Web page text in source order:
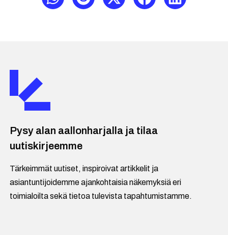
Pysy alan aallonharjalla ja tilaa
uutiskirjeemme
Tärkeimmät uutiset, inspiroivat artikkelit ja
asiantuntijoidemme ajankohtaisia näkemyksiä eri
toimialoilta sekä tietoa tulevista tapahtumistamme.